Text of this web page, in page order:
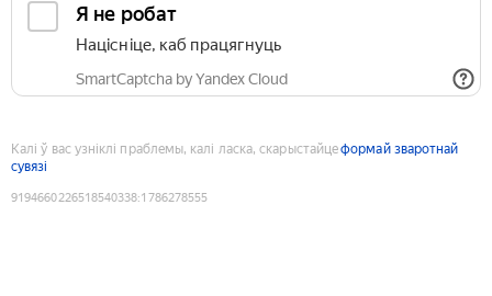
Я не робат
Націсніце, каб працягнуць
SmartCaptcha by Yandex Cloud
Калі ў вас узніклі праблемы, калі ласка, скарыстайцеформай зваротнай
сувязі
9194660226518540338:1786278555